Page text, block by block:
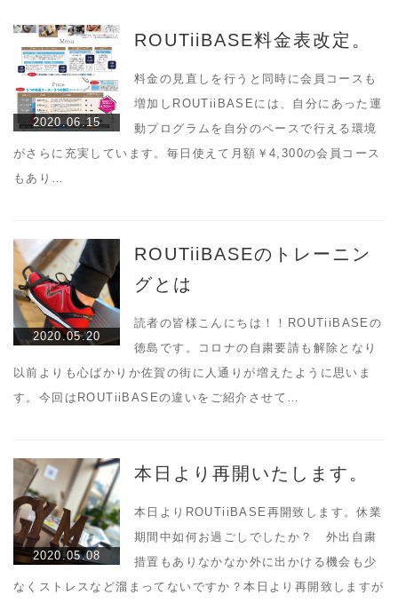
2020.06.15
ROUTiiBASE料金表改定。
料金の見直しを行うと同時に会員コースも
増加しROUTiiBASEには、自分にあった運
動プログラムを自分のペースで行える環境
がさらに充実しています。毎日使えて月額￥4,300の会員コース
もあり…
2020.05.20
ROUTiiBASEのトレーニン
グとは
読者の皆様こんにちは！！ROUTiiBASEの
徳島です。コロナの自粛要請も解除となり
以前よりも心ばかりか佐賀の街に人通りが増えたように思いま
す。今回はROUTiiBASEの違いをご紹介させて…
2020.05.08
本日より再開いたします。
本日よりROUTiiBASE再開致します。休業
期間中如何お過ごしでしたか？ 外出自粛
措置もありなかなか外に出かける機会も少
なくストレスなど溜まってないですか？本日より再開致しますが